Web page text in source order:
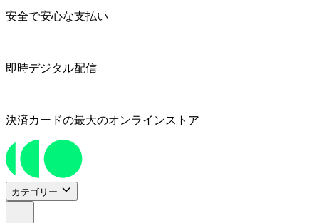
安全で安心な支払い
即時デジタル配信
決済カードの最大のオンラインストア
カテゴリー